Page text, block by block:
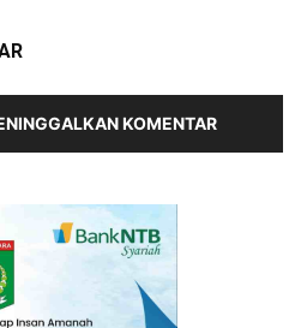
KOMENTAR